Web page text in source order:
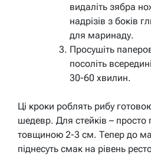
видаліть зябра
надрізів з боків
для маринаду.
Просушіть
посоліть
30-60 хвилин.
Ці кроки роблять рибу
шедевр. Для стейків – просто
товщиною 2-3 см. Тепер до
піднесуть смак на рівень